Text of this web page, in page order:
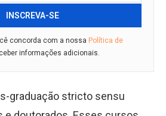
INSCREVA-SE
concorda com a nossa Política de
informações adicionais.
graduação stricto sensu